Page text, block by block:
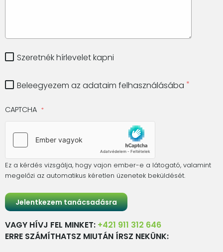
Szeretnék hírlevelet kapni
Beleegyezem az adataim felhasználásába
CAPTCHA
Ez a kérdés vizsgálja, hogy vajon ember-e a látogató, valamint
megelőzi az automatikus kéretlen üzenetek beküldését.
VAGY HÍVJ FEL MINKET: +421 911 312 646
ERRE SZÁMÍTHATSZ MIUTÁN ÍRSZ NEKÜNK: